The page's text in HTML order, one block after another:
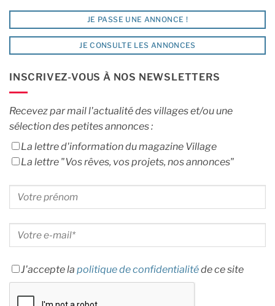
JE PASSE UNE ANNONCE !
JE CONSULTE LES ANNONCES
INSCRIVEZ-VOUS À NOS NEWSLETTERS
Recevez par mail l'actualité des villages et/ou une
sélection des petites annonces :
La lettre d'information du magazine Village
La lettre "Vos rêves, vos projets, nos annonces"
J'accepte la politique de confidentialitéde ce site